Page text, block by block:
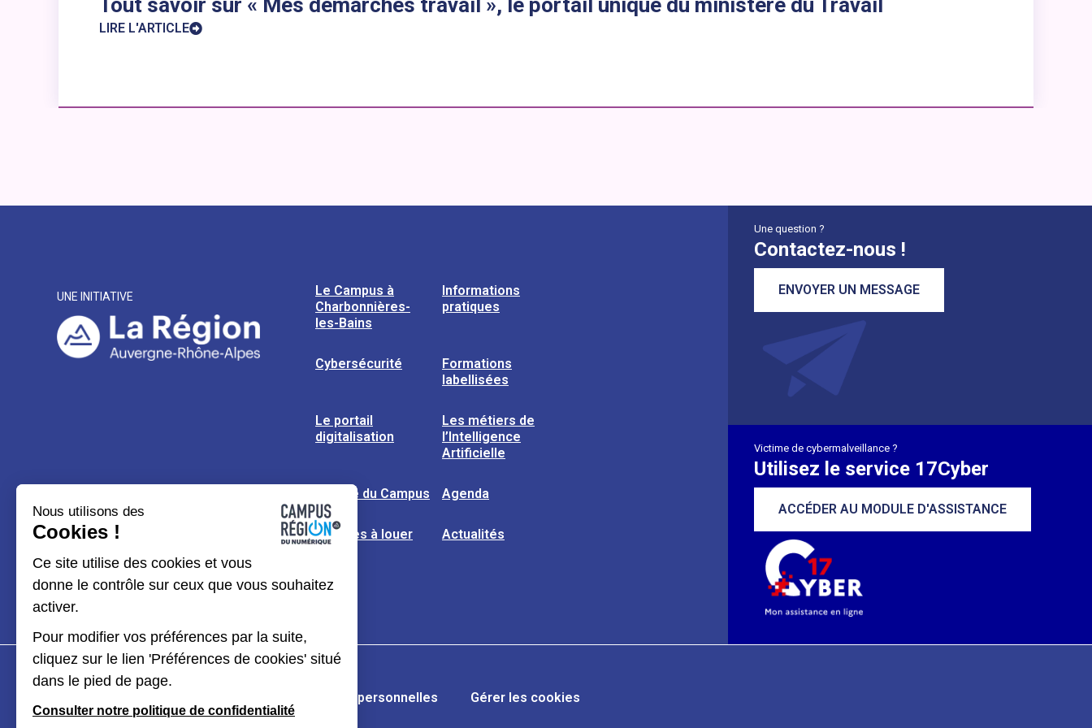
Tout savoir sur « Mes démarches travail », le portail unique du ministère du Travail
LIRE L'ARTICLE
UNE INITIATIVE
Le Campus à
Charbonnières-
les-Bains
Informations
pratiques
Cybersécurité
Formations
labellisées
Le portail
digitalisation
Les métiers de
l’Intelligence
Artificielle
L’usine du Campus Agenda
Espaces à louer Actualités
Une question ?
Contactez-nous !
ENVOYER UN MESSAGE
Victime de cybermalveillance ?
Utilisez le service 17Cyber
ACCÉDER AU MODULE D'ASSISTANCE
Données personnelles Gérer les cookies
Nous utilisons des
Cookies !
Ce site utilise des cookies et vous
donne le contrôle sur ceux que vous souhaitez
activer.
Pour modifier vos préférences par la suite,
cliquez sur le lien 'Préférences de cookies' situé
dans le pied de page.
Consulter notre politique de confidentialité